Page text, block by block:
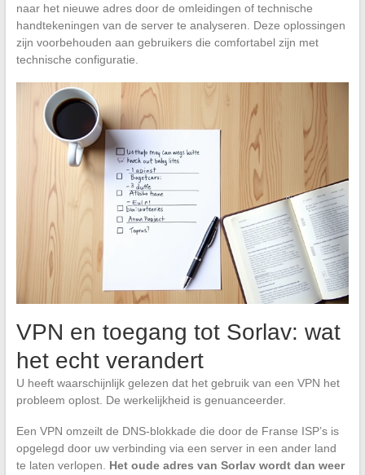
naar het nieuwe adres door de omleidingen of technische
handtekeningen van de server te analyseren. Deze oplossingen
zijn voorbehouden aan gebruikers die comfortabel zijn met
technische configuratie.
VPN en toegang tot Sorlav: wat
het echt verandert
U heeft waarschijnlijk gelezen dat het gebruik van een VPN het
probleem oplost. De werkelijkheid is genuanceerder.
Een VPN omzeilt de DNS-blokkade die door de Franse ISP’s is
opgelegd door uw verbinding via een server in een ander land
te laten verlopen. Het oude adres van Sorlav wordt dan weer